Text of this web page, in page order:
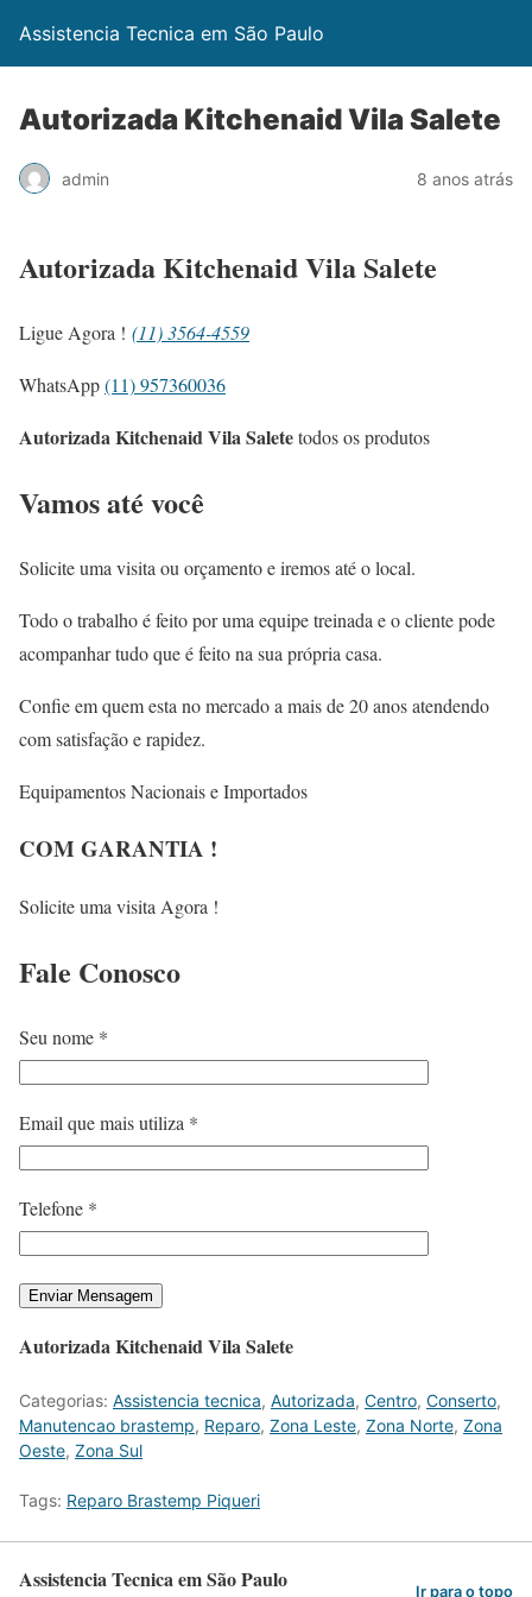
Assistencia Tecnica em São Paulo
Autorizada Kitchenaid Vila Salete
admin 8 anos atrás
Autorizada Kitchenaid Vila Salete
Ligue Agora ! (11) 3564-4559
WhatsApp(11) 957360036
Autorizada Kitchenaid Vila Saletetodos os produtos
Vamos até você
Solicite uma visita ou orçamento e iremos até o local.
Todo o trabalho é feito por uma equipe treinada e o cliente pode
acompanhar tudo que é feito na sua própria casa.
Confie em quem esta no mercado a mais de 20 anos atendendo
com satisfação e rapidez.
Equipamentos Nacionais e Importados
COM GARANTIA !
Solicite uma visita Agora !
Fale Conosco
Seu nome *
Email que mais utiliza *
Telefone *
Autorizada Kitchenaid Vila Salete
Categorias: Assistencia tecnica, Autorizada, Centro, Conserto,
Manutencao brastemp, Reparo, Zona Leste, Zona Norte, Zona
Oeste, Zona Sul
Tags: Reparo Brastemp Piqueri
Assistencia Tecnica em São Paulo Ir para o topo